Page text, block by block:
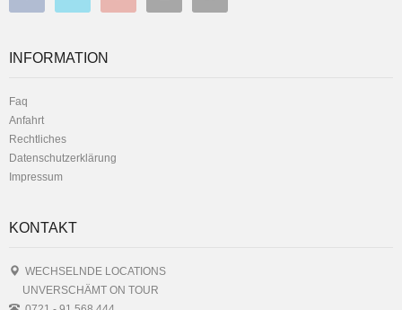
INFORMATION
Faq
Anfahrt
Rechtliches
Datenschutzerklärung
Impressum
KONTAKT
WECHSELNDE LOCATIONS
UNVERSCHÄMT ON TOUR